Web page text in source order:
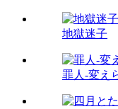
地獄迷子
罪人-変え